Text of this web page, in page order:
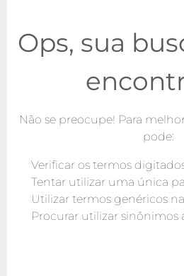
Ops, sua
Não se preocupe! Para
pode:
Verificar os termos
Tentar utilizar uma única
Utilizar termos genéricos
Procurar utilizar sinônimos